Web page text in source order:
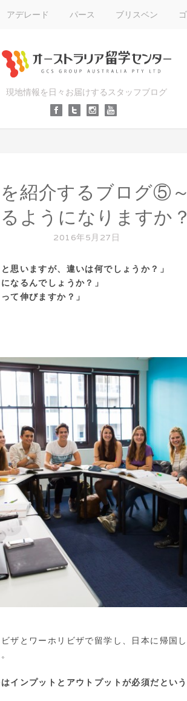
アデレード パース ブリスベン
現地情報を日々お届けするスタッフブログ
紹介するブログ⑤
ようになりますか
2016年5月27日
思いますが、違いは何でしょうか？」
なるんでしょうか？」
て伸びますか？」
ザとワーホリビザで留学し、日本に帰国
インプットとアウトプットが必須だとい